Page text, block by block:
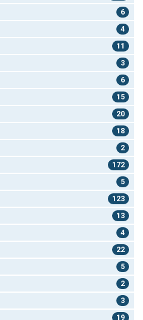
6
4
11
3
6
15
20
18
2
172
5
123
13
4
22
5
2
3
19